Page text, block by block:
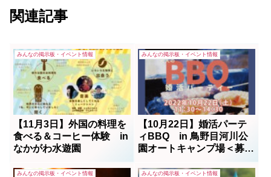
関連記事
みんなの掲示板・イベント情報
【11月3日】外国の料理を
食べる＆コーヒー体験 in
なかがわ水遊園
みんなの掲示板・イベント情報
【10月22日】婚活パーテ
ィBBQ in 鳥野目河川公
園オートキャンプ場＜募集
みんなの掲示板・イベント情報 みんなの掲示板・イベント情報